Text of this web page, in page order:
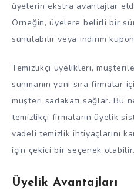
üyelerin ekstra avantajlar
Örneğin, üyelere belirli bir
sunulabilir veya indirim
Temizlikçi üyelikleri,
sunmanın yanı sıra firmalar
müşteri sadakati sağlar. Bu
temizlikçi firmaların üyelik
vadeli temizlik ihtiyaçlarını
için çekici bir seçenek olabilir.
Üyelik Avantajları